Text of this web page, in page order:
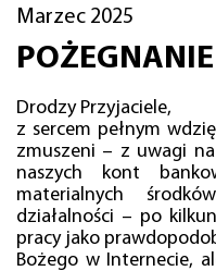
Marzec 2025
POŻEGNANIE
Drodzy Przyjaciele,
z sercem pełnym
zmuszeni – z uwagi
naszych kont
materialnych
działalności – po
pracy jako
Bożego w Internecie,